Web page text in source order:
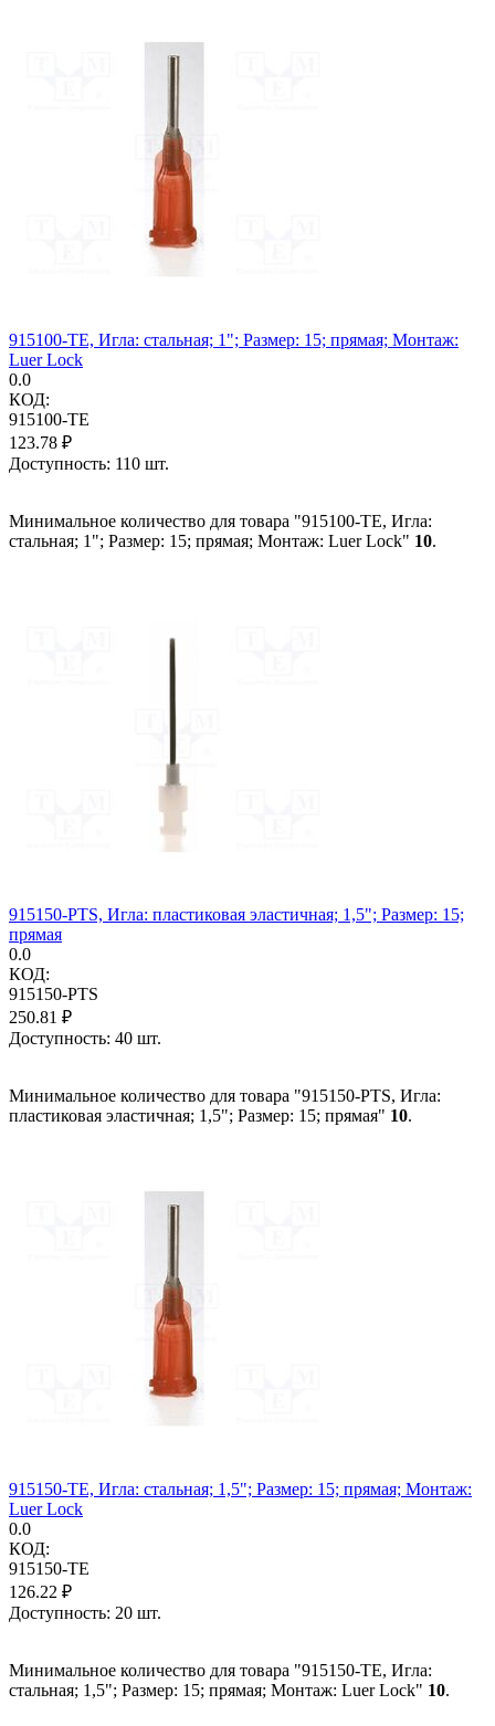
915100-TE, Игла: стальная; 1"; Размер: 15; прямая; Монтаж:
Luer Lock
0.0
КОД:
915100-TE
123.78 ₽
Доступность: 110 шт.
Минимальное количество для товара "915100-TE, Игла:
стальная; 1"; Размер: 15; прямая; Монтаж: Luer Lock" 10.
915150-PTS, Игла: пластиковая эластичная; 1,5"; Размер: 15;
прямая
0.0
КОД:
915150-PTS
250.81 ₽
Доступность: 40 шт.
Минимальное количество для товара "915150-PTS, Игла:
пластиковая эластичная; 1,5"; Размер: 15; прямая" 10.
915150-TE, Игла: стальная; 1,5"; Размер: 15; прямая; Монтаж:
Luer Lock
0.0
КОД:
915150-TE
126.22 ₽
Доступность: 20 шт.
Минимальное количество для товара "915150-TE, Игла:
стальная; 1,5"; Размер: 15; прямая; Монтаж: Luer Lock" 10.